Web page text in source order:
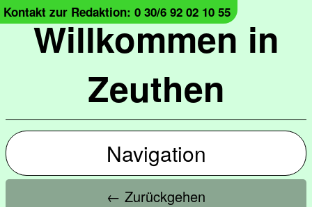
Willkommen in
Zeuthen
Kontakt zur Redaktion: 0 30/6 92 02 10 55
Navigation
← Zurückgehen